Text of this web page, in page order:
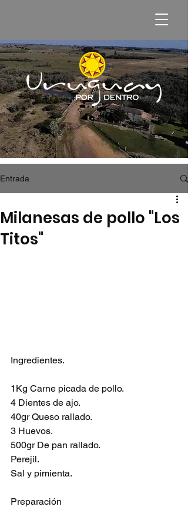
Entrada
Milanesas de pollo "Los
Titos"
Ingredientes.
1Kg Carne picada de pollo.
4 Dientes de ajo.
40gr Queso rallado.
3 Huevos.
500gr De pan rallado.
Perejil.
Sal y pimienta.
Preparación